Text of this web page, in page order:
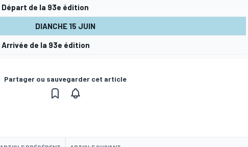
Départ de la 93e édition
DIANCHE 15 JUIN
Arrivée de la 93e édition
Partager ou sauvegarder cet article